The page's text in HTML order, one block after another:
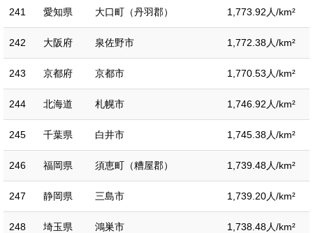
241 愛知県 大口町（丹羽郡） 1,773.92人/km²
242 大阪府 泉佐野市 1,772.38人/km²
243 京都府 京都市 1,770.53人/km²
244 北海道 札幌市 1,746.92人/km²
245 千葉県 白井市 1,745.38人/km²
246 福岡県 須恵町（糟屋郡） 1,739.48人/km²
247 静岡県 三島市 1,739.20人/km²
248 埼玉県 鴻巣市 1,738.48人/km²